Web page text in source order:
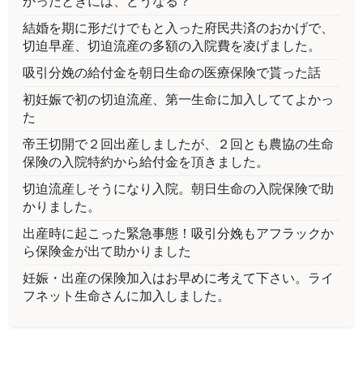
結婚を期に形だけでもと入った府民共済のおかげで、
切迫早産、切迫流産の多額の入院費を凌げました。
吸引分娩の給付金を朝日生命の医療保険で貰った話
初妊娠で初の切迫流産、第一生命に加入しててよかっ
た
帝王切開で２回出産しましたが、２回とも農協の生命
保険の入院特約から給付金を頂きました。
切迫流産しそうになり入院。朝日生命の入院保険で助
かりました。
出産時に起こった緊急事態！吸引分娩もアフラックか
ら保険金が出て助かりました
妊娠・出産の保険加入はお早めに考えて下さい。ライ
フネット生命さんに加入しました。